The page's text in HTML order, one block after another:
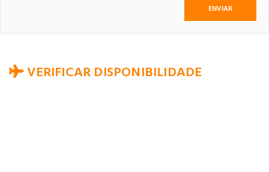
VERIFICAR DISPONIBILIDADE